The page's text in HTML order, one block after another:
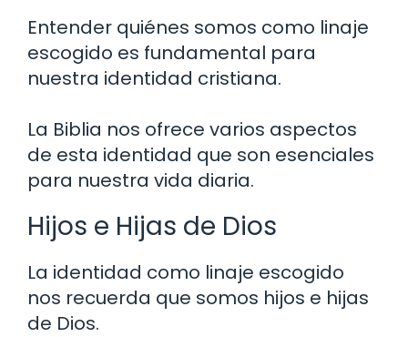
Entender quiénes somos como linaje
escogido es fundamental para
nuestra identidad cristiana.
La Biblia nos ofrece varios aspectos
de esta identidad que son esenciales
para nuestra vida diaria.
Hijos e Hijas de Dios
La identidad como linaje escogido
nos recuerda que somos hijos e hijas
de Dios.